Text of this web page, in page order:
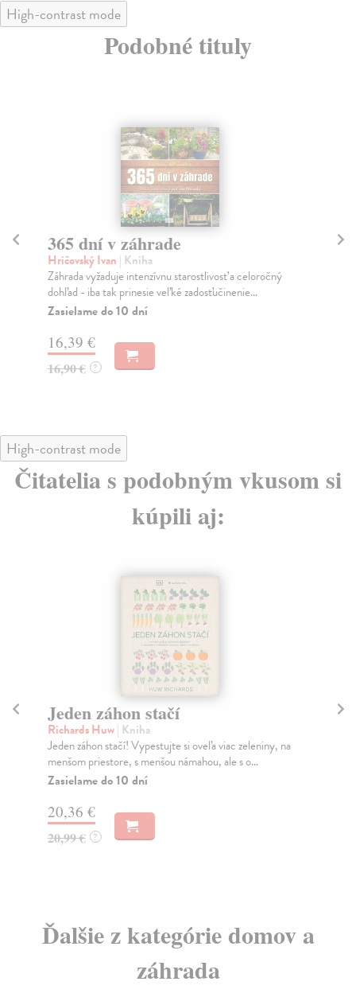
High-contrast mode
Podobné tituly
Záhrada bez omylov. Existuje
vôbec?
Bieliková Jana| Kniha
Žijeme v rýchlej dobe, kedy sme zahltení množstvom
informácii. Každý je odborník na všetko a aj kvôl...
29,00 €
High-contrast mode
Čitatelia s podobným vkusom si
kúpili aj:
Jeden záhon stačí
Richards Huw| Kniha
Jeden záhon stačí! Vypestujte si oveľa viac zeleniny, na
menšom priestore, s menšou námahou, ale s o...
Zasielame do 10 dní
20,36 €
20,99 € ?
Ďalšie z kategórie domov a
záhrada